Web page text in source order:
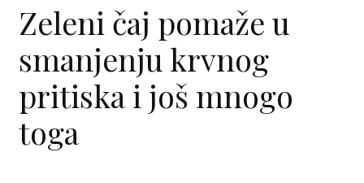
Zeleni čaj pomaže u
smanjenju krvnog
pritiska i još mnogo
toga